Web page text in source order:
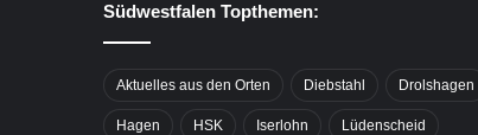
Südwestfalen Topthemen:
Aktuelles aus den Orten Diebstahl Drolshagen
Hagen HSK Iserlohn Lüdenscheid